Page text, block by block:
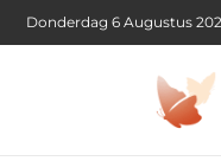
Donderdag 6 Augustus